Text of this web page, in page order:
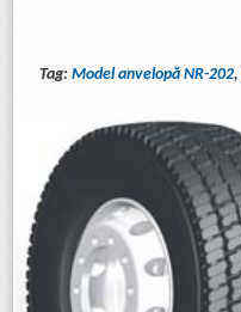
Tag: Model anvelopă NR-202,